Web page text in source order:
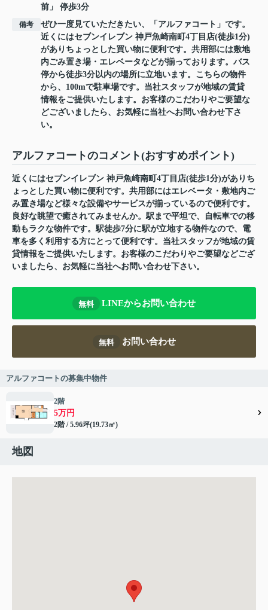
前」 停歩3分
備考
ぜひ一度見ていただきたい、「アルファコート」です。
近くにはセブンイレブン 神戸魚崎南町4丁目店(徒歩1分)
がありちょっとした買い物に便利です。共用部には敷地
内ごみ置き場・エレベータなどが揃っております。バス
停から徒歩3分以内の場所に立地います。こちらの物件
から、100mで駐車場です。当社スタッフが地域の賃貸
情報をご提供いたします。お客様のこだわりやご要望な
どございましたら、お気軽に当社へお問い合わせ下さ
い。
アルファコートのコメント(おすすめポイント)
近くにはセブンイレブン 神戸魚崎南町4丁目店(徒歩1分)がありち
ょっとした買い物に便利です。共用部にはエレベータ・敷地内ご
み置き場など様々な設備やサービスが揃っているので便利です。
良好な眺望で癒されてみませんか。駅まで平坦で、自転車での移
動もラクな物件です。駅徒歩7分に駅が立地する物件なので、電
車を多く利用する方にとって便利です。当社スタッフが地域の賃
貸情報をご提供いたします。お客様のこだわりやご要望などござ
いましたら、お気軽に当社へお問い合わせ下さい。
無料 LINEからお問い合わせ
無料 お問い合わせ
アルファコートの募集中物件
2階
5万円
2階 / 5.96坪(19.73㎡)
地図